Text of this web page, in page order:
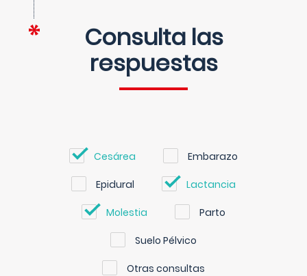
Consulta las
respuestas
Cesárea Embarazo
Epidural Lactancia
Molestia Parto
Suelo Pélvico
Otras consultas